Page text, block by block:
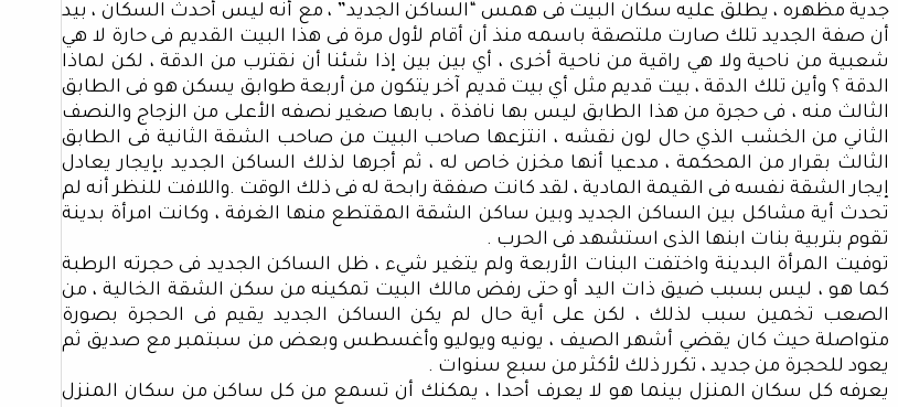
جدية مظهره ، يطلق عليه سكان البيت فى همس “الساكن الجديد” ، مع أنه ليس أحدث السكان ، بيد
أن صفة الجديد تلك صارت ملتصقة باسمه منذ أن أقام لأول مرة فى هذا البيت القديم فى حارة لا هي
شعبية من ناحية ولا هي راقية من ناحية أخرى ، أي بين بين إذا شئنا أن نقترب من الدقة ، لكن لماذا
الدقة ؟ وأين تلك الدقة ، بيت قديم مثل أي بيت قديم آخر يتكون من أربعة طوابق يسكن هو فى الطابق
الثالث منه ، فى حجرة من هذا الطابق ليس بها نافذة ، بابها صغير نصفه الأعلى من الزجاج والنصف
الثاني من الخشب الذي حال لون نقشه ، انتزعها صاحب البيت من صاحب الشقة الثانية فى الطابق
الثالث بقرار من المحكمة ، مدعيا أنها مخزن خاص له ، ثم أجرها لذلك الساكن الجديد بإيجار يعادل
إيجار الشقة نفسه فى القيمة المادية ، لقد كانت صفقة رابحة له فى ذلك الوقت .واللافت للنظر أنه لم
تحدث أية مشاكل بين الساكن الجديد وبين ساكن الشقة المقتطع منها الغرفة ، وكانت امرأة بدينة
تقوم بتربية بنات ابنها الذى استشهد فى الحرب .
توفيت المرأة البدينة واختفت البنات الأربعة ولم يتغير شيء ، ظل الساكن الجديد فى حجرته الرطبة
كما هو ، ليس بسبب ضيق ذات اليد أو حتى رفض مالك البيت تمكينه من سكن الشقة الخالية ، من
الصعب تخمين سبب لذلك ، لكن على أية حال لم يكن الساكن الجديد يقيم فى الحجرة بصورة
متواصلة حيث كان يقضي أشهر الصيف ، يونيه ويوليو وأغسطس وبعض من سبتمبر مع صديق ثم
يعود للحجرة من جديد ، تكرر ذلك لأكثر من سبع سنوات .
يعرفه كل سكان المنزل بينما هو لا يعرف أحدا ، يمكنك أن تسمع من كل ساكن من سكان المنزل